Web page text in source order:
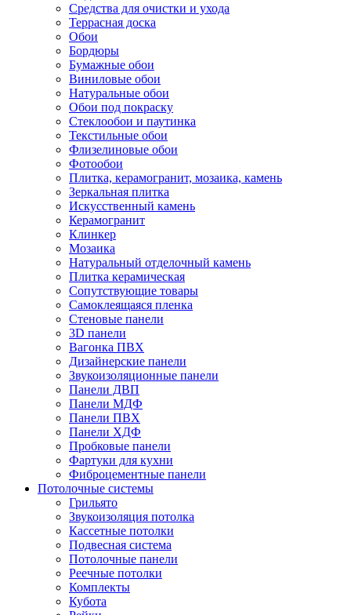
Средства для очистки и ухода
Террасная доска
Обои
Бордюры
Бумажные обои
Виниловые обои
Натуральные обои
Обои под покраску
Стеклообои и паутинка
Текстильные обои
Флизелиновые обои
Фотообои
Плитка, керамогранит, мозаика, камень
Зеркальная плитка
Искусственный камень
Керамогранит
Клинкер
Мозаика
Натуральный отделочный камень
Плитка керамическая
Сопутствующие товары
Самоклеящаяся пленка
Стеновые панели
3D панели
Вагонка ПВХ
Дизайнерские панели
Звукоизоляционные панели
Панели ДВП
Панели МДФ
Панели ПВХ
Панели ХДФ
Пробковые панели
Фартуки для кухни
Фиброцементные панели
Потолочные системы
Грильято
Звукоизоляция потолка
Кассетные потолки
Подвесная система
Потолочные панели
Реечные потолки
Комплекты
Кубота